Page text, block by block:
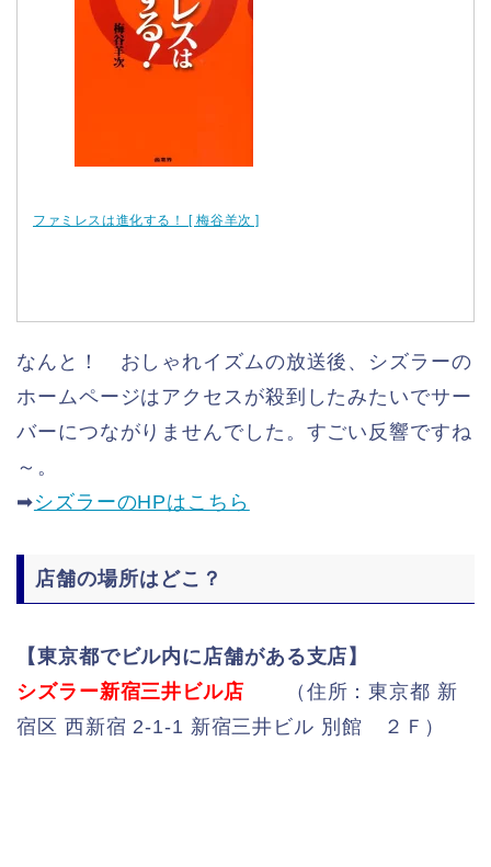
ファミレスは進化する！ [ 梅谷羊次 ]
なんと！ おしゃれイズムの放送後、シズラーの
ホームページはアクセスが殺到したみたいでサー
バーにつながりませんでした。すごい反響ですね
～。
➡シズラーのHPはこちら
店舗の場所はどこ？
【東京都でビル内に店舗がある支店】
シズラー新宿三井ビル店 （住所：東京都 新
宿区 西新宿 2-1-1 新宿三井ビル 別館 ２Ｆ）